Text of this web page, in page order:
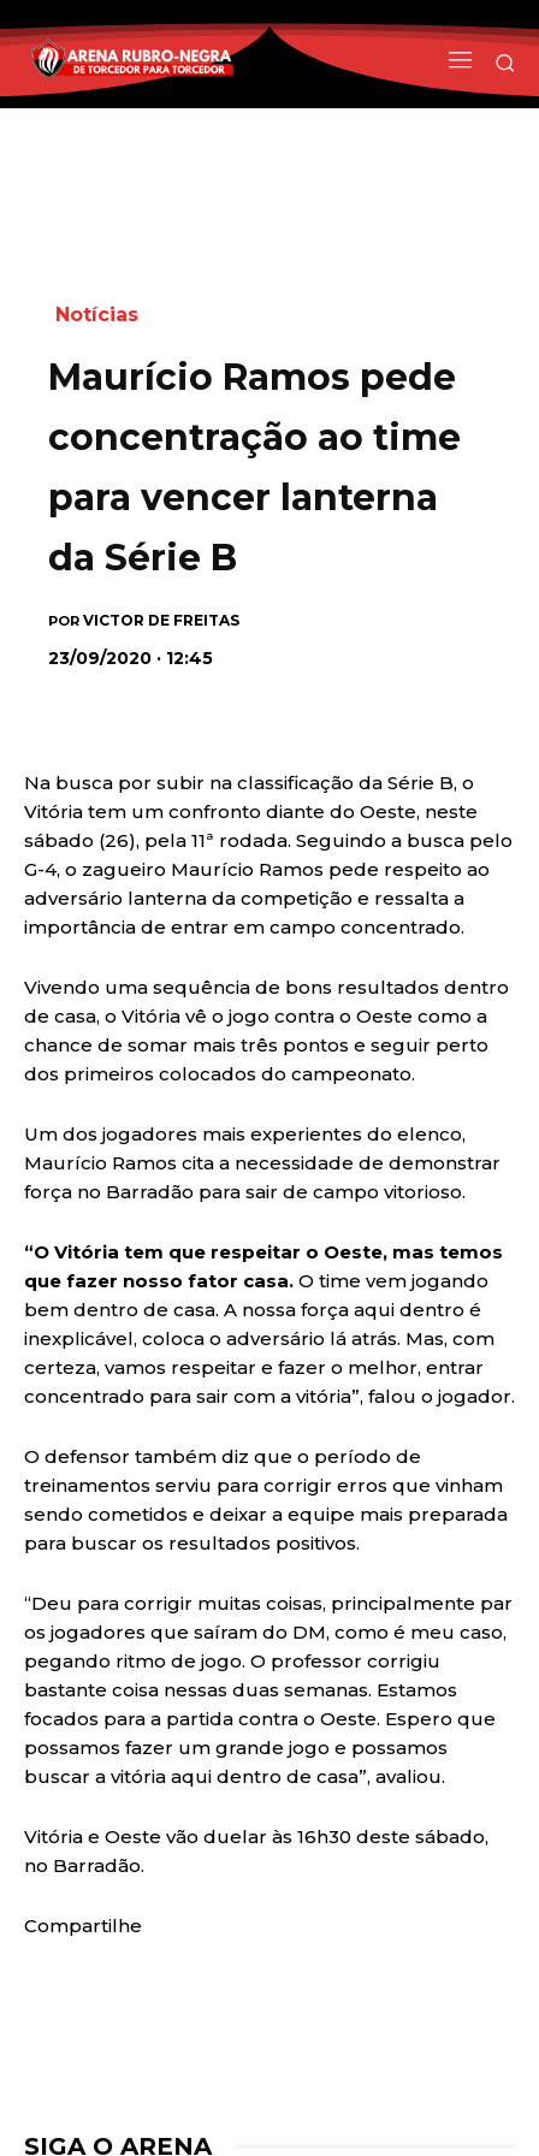
Notícias
Maurício Ramos pede
concentração ao time
para vencer lanterna
da Série B
POR VICTOR DE FREITAS
23/09/2020 · 12:45
Na busca por subir na classificação da Série B, o
Vitória tem um confronto diante do Oeste, neste
sábado (26), pela 11ª rodada. Seguindo a busca pelo
G-4, o zagueiro Maurício Ramos pede respeito ao
adversário lanterna da competição e ressalta a
importância de entrar em campo concentrado.
Vivendo uma sequência de bons resultados dentro
de casa, o Vitória vê o jogo contra o Oeste como a
chance de somar mais três pontos e seguir perto
dos primeiros colocados do campeonato.
Um dos jogadores mais experientes do elenco,
Maurício Ramos cita a necessidade de demonstrar
força no Barradão para sair de campo vitorioso.
“O Vitória tem que respeitar o Oeste, mas temos
que fazer nosso fator casa. O time vem jogando
bem dentro de casa. A nossa força aqui dentro é
inexplicável, coloca o adversário lá atrás. Mas, com
certeza, vamos respeitar e fazer o melhor, entrar
concentrado para sair com a vitória”, falou o jogador.
O defensor também diz que o período de
treinamentos serviu para corrigir erros que vinham
sendo cometidos e deixar a equipe mais preparada
para buscar os resultados positivos.
“Deu para corrigir muitas coisas, principalmente par
os jogadores que saíram do DM, como é meu caso,
pegando ritmo de jogo. O professor corrigiu
bastante coisa nessas duas semanas. Estamos
focados para a partida contra o Oeste. Espero que
possamos fazer um grande jogo e possamos
buscar a vitória aqui dentro de casa”, avaliou.
Vitória e Oeste vão duelar às 16h30 deste sábado,
no Barradão.
Compartilhe
SIGA O ARENA